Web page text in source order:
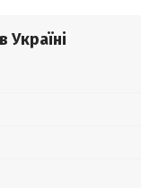
Україні